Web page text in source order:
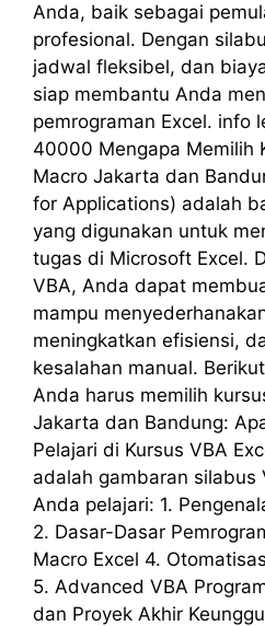
Anda, baik sebagai
profesional. Dengan
jadwal fleksibel, dan
siap membantu Anda
pemrograman Excel. info
40000 Mengapa Memilih
Macro Jakarta dan
for Applications) adalah
yang digunakan untuk
tugas di Microsoft Excel.
VBA, Anda dapat
mampu
meningkatkan efisiensi,
kesalahan manual.
Anda harus memilih
Jakarta dan Bandung:
Pelajari di Kursus VBA
adalah gambaran silabus
Anda pelajari: 1.
2. Dasar-Dasar
Macro Excel 4.
5. Advanced VBA
dan Proyek Akhir